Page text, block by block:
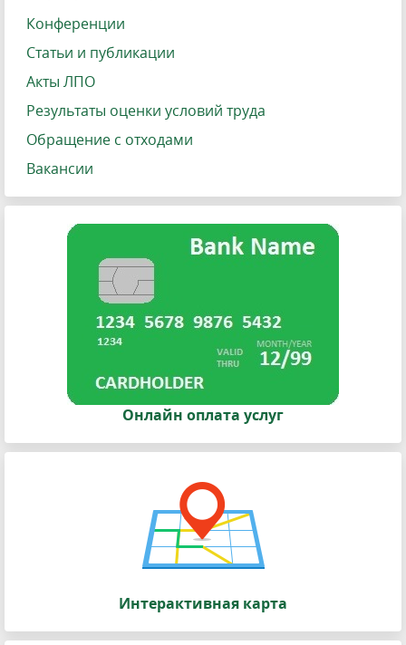
Конференции
Статьи и публикации
Акты ЛПО
Результаты оценки условий труда
Обращение с отходами
Вакансии
Онлайн оплата услуг
Интерактивная карта